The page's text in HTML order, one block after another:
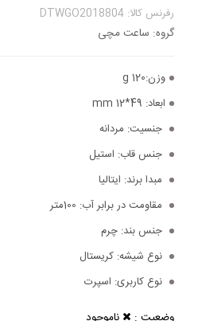
رفرنس کالا: DTWGO2018804
گروه: ساعت مچی
وزن:120 g
ابعاد:
جنسیت: مردانه
جنس قاب: استیل
مبدا برند: ایتالیا
مقاومت در برابر آب: 100متر
جنس بند: چرم
نوع شیشه: کریستال
نوع کاربری: اسپرت